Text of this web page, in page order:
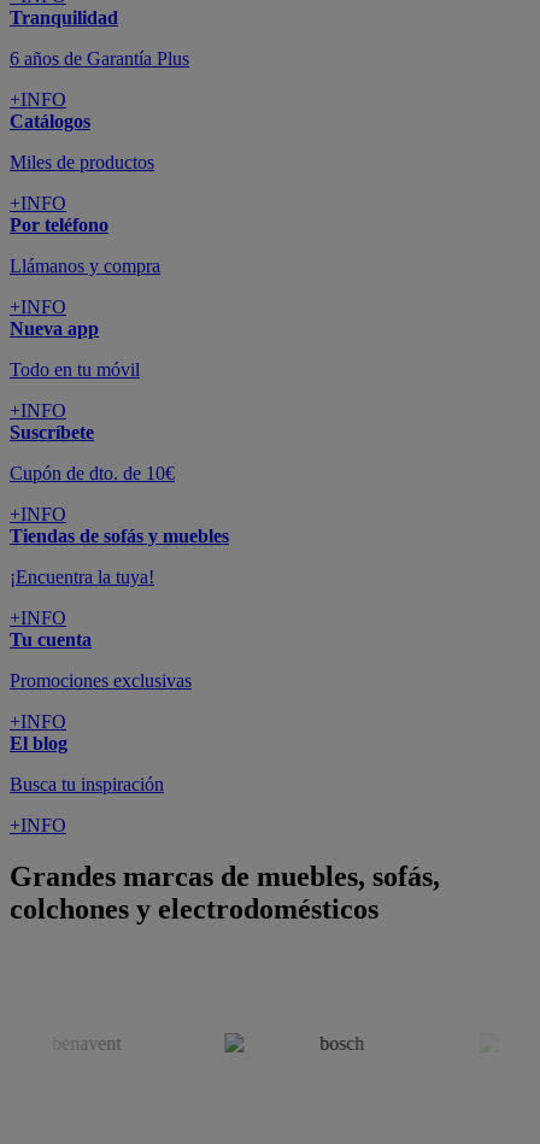
Todo en tu móvil
+INFO
Suscríbete
Cupón de dto. de 10€
+INFO
Tiendas de sofás y muebles
¡Encuentra la tuya!
+INFO
Tu cuenta
Promociones exclusivas
+INFO
El blog
Busca tu inspiración
+INFO
Grandes marcas de muebles, sofás,
colchones y electrodomésticos
SUSCRÍBETE A LA NEWSLETTER
y consigue10€dto para la próxima compra
SUSCRIBIRME
GUÍA DE COMPRA